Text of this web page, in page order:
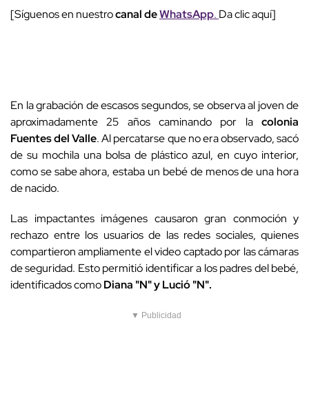
[Síguenos en nuestrocanal deWhatsApp. Da clic aquí]
En la grabación de escasos segundos, se observa al joven de
aproximadamente 25 años caminando por la colonia
Fuentes del Valle. Al percatarse que no era observado, sacó
de su mochila una bolsa de plástico azul, en cuyo interior,
como se sabe ahora, estaba un bebé de menos de una hora
de nacido.
Las impactantes imágenes causaron gran conmoción y
rechazo entre los usuarios de las redes sociales, quienes
compartieron ampliamente el video captado por las cámaras
de seguridad. Esto permitió identificar a los padres del bebé,
identificados comoDiana "N" y Lució "N".
▼ Publicidad